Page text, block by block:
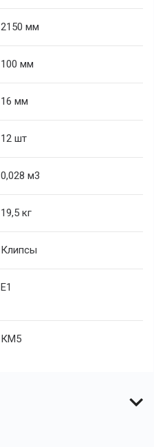
2150 мм
100 мм
16 мм
12 шт
0,028 м3
19,5 кг
Клипсы
E1
КМ5